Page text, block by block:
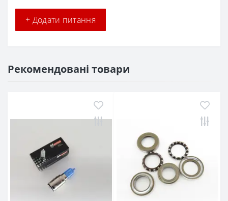
+ Додати питання
Рекомендовані товари